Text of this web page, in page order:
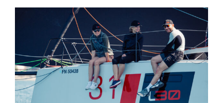
Clubhaus
Sponsoren